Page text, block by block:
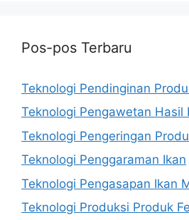
Pos-pos Terbaru
Teknologi Pendinginan
Teknologi Pengawetan Hasil
Teknologi Pengeringan
Teknologi Penggaraman Ikan
Teknologi Pengasapan Ikan
Teknologi Produksi Produk